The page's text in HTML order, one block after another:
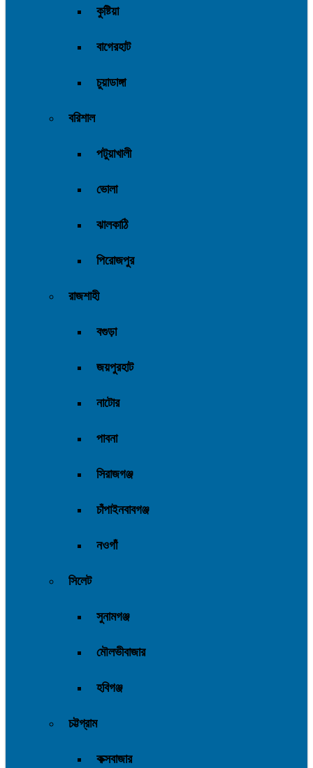
কুষ্টিয়া
বাগেরহাট
চুয়াডাঙ্গা
বরিশাল
পটুয়াখালী
ভোলা
ঝালকাঠি
পিরোজপুর
রাজশাহী
বগুড়া
জয়পুরহাট
নাটোর
পাবনা
সিরাজগঞ্জ
চাঁপাইনবাবগঞ্জ
নওগাঁ
সিলেট
সুনামগঞ্জ
মৌলভীবাজার
হবিগঞ্জ
চট্টগ্রাম
কক্সবাজার